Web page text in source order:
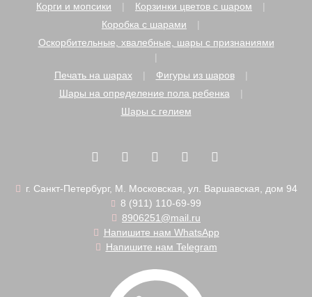
Корги и мопсики
Корзинки цветов с шаром
Коробка с шарами
Оскорбительные, хвалебные, шары с признаниями
Печать на шарах
Фигуры из шаров
Шары на определение пола ребенка
Шары с гелием
г. Санкт-Петербург, М. Московская, ул. Варшавская, дом 94
8 (911) 110-69-99
8906251@mail.ru
Напишите нам WhatsApp
Напишите нам Telegram